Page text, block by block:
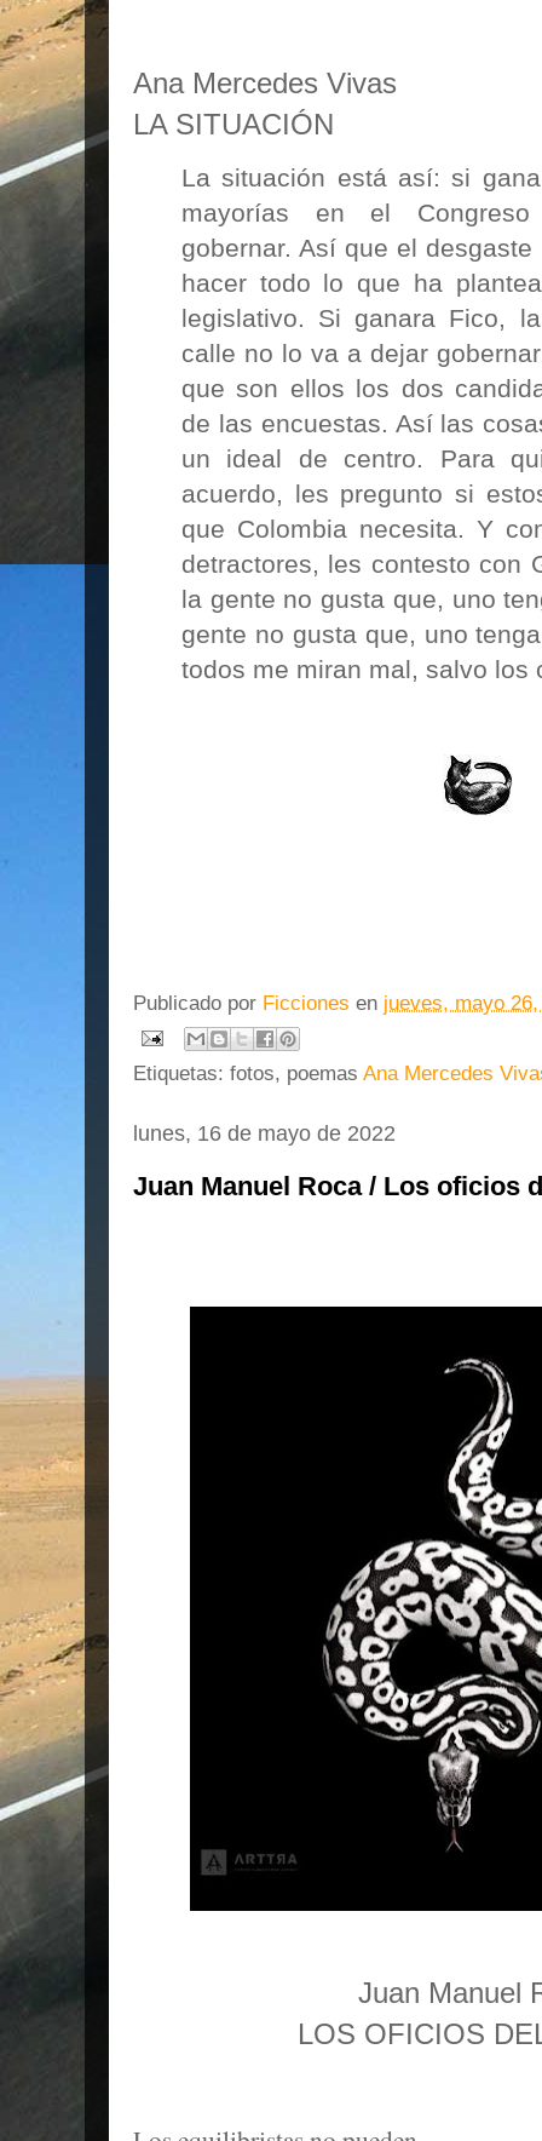
Ana Mercedes Vivas
LA SITUACIÓN
La situación está así: si
mayorías en el
gobernar. Así que el
hacer todo lo que ha
legislativo. Si ganara Fico,
calle no lo va a dejar
que son ellos los dos
de las encuestas. Así las
un ideal de centro. Para
acuerdo, les pregunto si
que Colombia necesita. Y
detractores, les contesto con
la gente no gusta que, uno
gente no gusta que, uno
todos me miran mal, salvo los
Publicado por Ficciones en jueves, mayo
Etiquetas: fotos, poemas Ana Mercedes
lunes, 16 de mayo de 2022
Juan Manuel Roca / Los oficios
Juan Manuel
LOS OFICIOS